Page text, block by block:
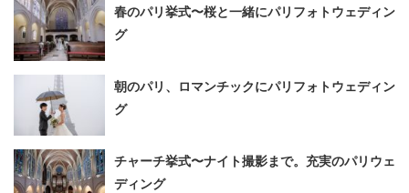
春のパリ挙式〜桜と一緒にパリフォトウェディン
グ
朝のパリ、ロマンチックにパリフォトウェディン
グ
チャーチ挙式〜ナイト撮影まで。充実のパリウェ
ディング